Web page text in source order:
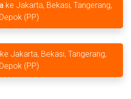
ke Jakarta, Bekasi, Tangerang,
Depok (PP)
Jakarta, Bekasi, Tangerang,
Depok (PP)